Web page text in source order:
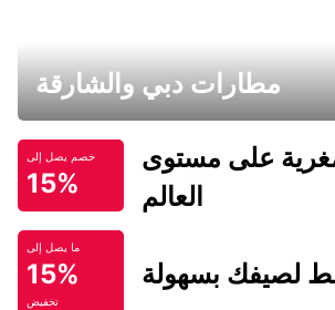
مطارات دبي والشارقة
خصم يصل إلى
15%
على مستوى
العالم
ما يصل إلى
15%
تخفيض
لصيفك بسهولة